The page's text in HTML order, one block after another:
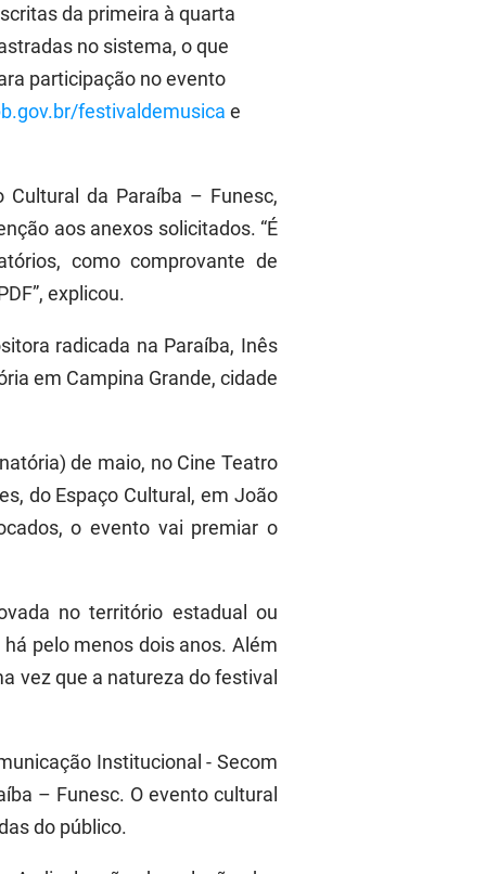
da primeira à quarta
no sistema, o que
participação no evento
festivaldemusica e
da Paraíba – Funesc,
aos anexos solicitados. “É
como comprovante de
explicou.
radicada na Paraíba, Inês
em Campina Grande, cidade
de maio, no Cine Teatro
do Espaço Cultural, em João
o evento vai premiar o
no território estadual ou
pelo menos dois anos. Além
vez que a natureza do festival
Institucional - Secom
– Funesc. O evento cultural
do público.